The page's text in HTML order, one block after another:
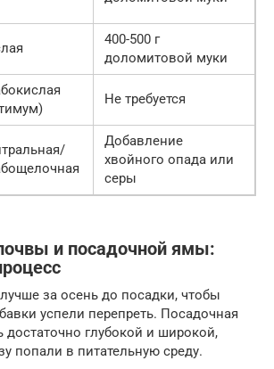
400-500 г
доломитовой муки
Не требуется
Добавление
хвойного опада или
серы
и посадочной ямы:
за осень до посадки, чтобы
успели перепреть. Посадочная
глубокой и широкой,
попали в питательную среду.